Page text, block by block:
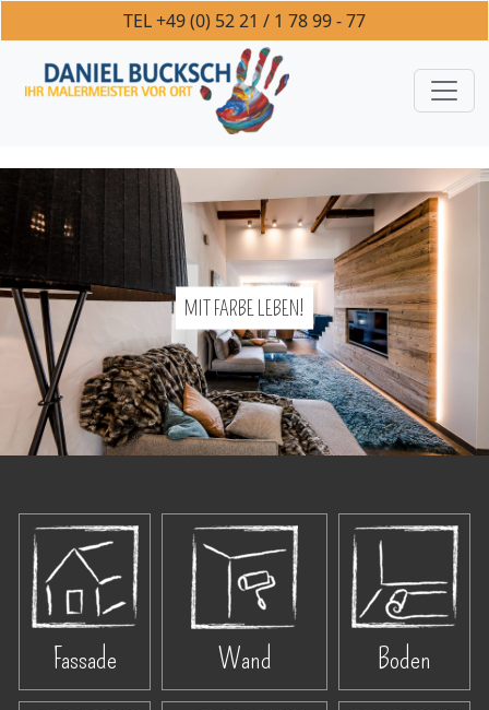
+49 (0) 52 21 / 1 78 99 - 77
MIT FARBE LEBEN!
Fassade Wand Boden